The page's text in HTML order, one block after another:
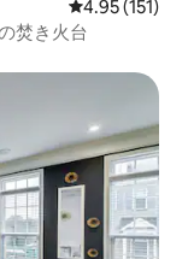
レビュー151
4.95 (151)
焚き火台